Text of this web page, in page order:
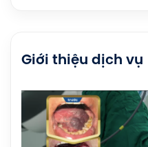
Giới thiệu dịch vụ